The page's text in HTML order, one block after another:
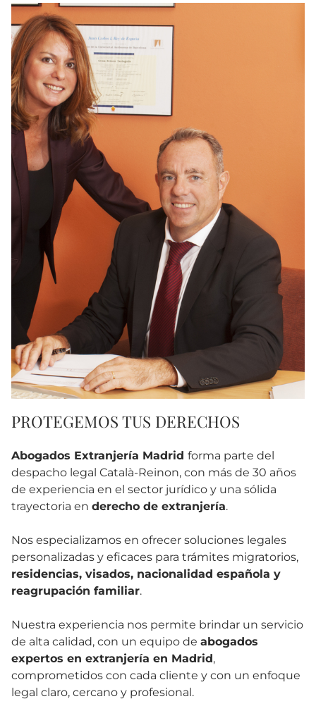
PROTEGEMOS TUS DERECHOS
Abogados Extranjería Madrid forma parte del
despacho legal Català-Reinon, con más de 30 años
de experiencia en el sector jurídico y una sólida
trayectoria en derecho de extranjería.
Nos especializamos en ofrecer soluciones legales
personalizadas y eficaces para trámites migratorios,
residencias, visados, nacionalidad española y
reagrupación familiar.
Nuestra experiencia nos permite brindar un servicio
de alta calidad, con un equipo de abogados
expertos en extranjería en Madrid,
comprometidos con cada cliente y con un enfoque
legal claro, cercano y profesional.